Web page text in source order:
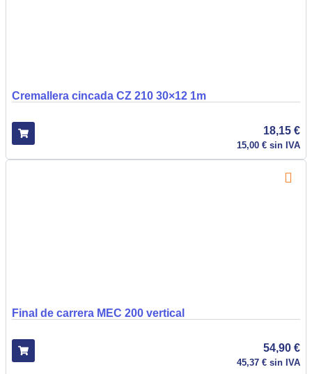
Cremallera cincada CZ 210 30×12 1m
18,15 €
15,00 € sin IVA
Final de carrera MEC 200 vertical
54,90 €
45,37 € sin IVA